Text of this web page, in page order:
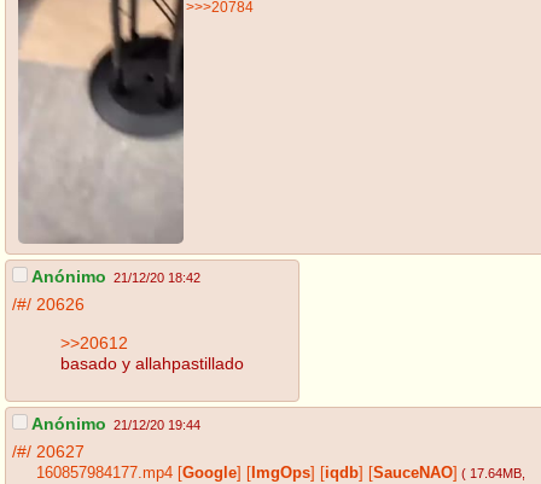
>>>20784
Anónimo 21/12/20 18:42
/#/ 20626
>>20612
basado y allahpastillado
Anónimo 21/12/20 19:44
/#/ 20627
160857984177.mp4 Google ImgOps iqdb SauceNAO ( 17.64MB